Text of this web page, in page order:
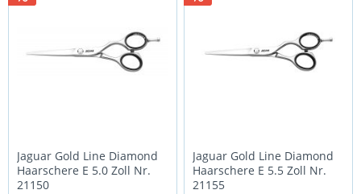
Jaguar Gold Line Diamond
Haarschere E 5.0 Zoll Nr.
21150
Jaguar Gold Line Diamond
Haarschere E 5.5 Zoll Nr.
21155